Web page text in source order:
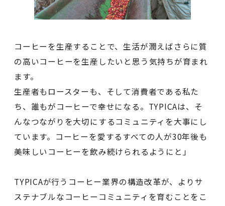
コーヒーを生産することで、生活が潤えばさらに質
の高いコーヒーを生産したいと思う気持ちが育まれ
ます。
生産者もロースターも、そして消費者である私た
ち、誰もがコーヒーで幸せになる。TYPICAは、そ
んなつながりを大切にするコミュニティを大事にし
ています。コーヒーを愛するすべての人が30年後も
美味しいコーヒーを飲み続けられるようにと」
TYPICAが行うコーヒー業界の構造改革が、よりサ
ステナブルなコーヒーコミュニティを育むことをこ